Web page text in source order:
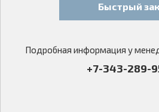
Быстрый
Подробная информация у
+7-343-289-